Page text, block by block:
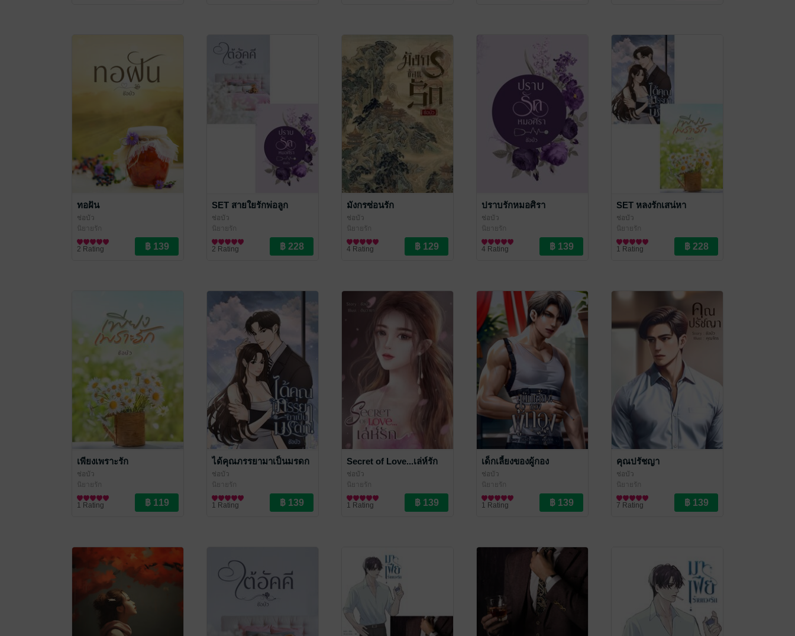
ทอฝัน
ช่อบัว
นิยายรัก
2 Rating
SET สายใยรักพ่อลูก
ช่อบัว
นิยายรัก
2 Rating
มังกรซ่อนรัก
ช่อบัว
นิยายรัก
4 Rating
ปราบรักหมอศิรา
ช่อบัว
นิยายรัก
4 Rating
SET หลงรักเสน่หา
ช่อบัว
นิยายรัก
1 Rating
เพียงเพราะรัก
ช่อบัว
นิยายรัก
1 Rating
ได้คุณภรรยามาเป็นมรดก
ช่อบัว
นิยายรัก
1 Rating
Secret of Love...เล่ห์รัก
ช่อบัว
นิยายรัก
1 Rating
เด็กเลี้ยงของผู้กอง
ช่อบัว
นิยายรัก
1 Rating
คุณปรัชญา
ช่อบัว
นิยายรัก
7 Rating